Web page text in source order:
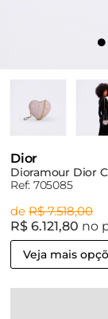
Dior
Dioramour Dior
Ref: 705085
de R$ 7.518,00
R$ 6.121,80 no
Veja mais